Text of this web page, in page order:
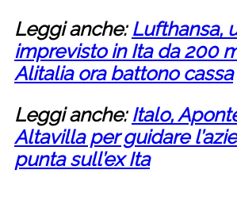
Leggi anche: Lufthansa,
imprevisto in Ita da 200
Alitalia ora battono cassa
Leggi anche: Italo,
Altavilla per guidare
punta sull’ex Ita